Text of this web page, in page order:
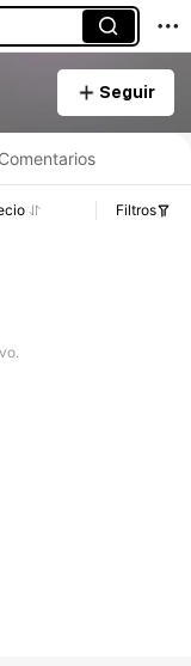
Seguir
Comentarios
Filtros